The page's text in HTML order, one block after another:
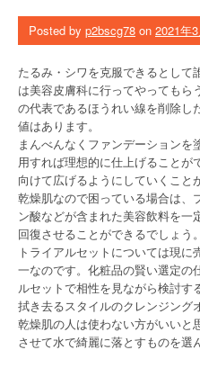
Posted by p2bscg78 on 2021年
たるみ・シワを克服できるとし
は美容皮膚科に行ってやってもら
の代表であるほうれい線を削除し
値はあります。
まんべんなくファンデーション
用すれば理想的に仕上げることが
向けて広げるようにしていくこと
乾燥肌なので困っている場合は、
ン酸などが含まれた美容飲料を一
回復させることができるでしょう。
トライアルセットについては現
一なのです。化粧品の賢い選定の
ルセットで相性を見ながら検討す
拭き去るスタイルのクレンジング
乾燥肌の人は使わない方がいいと
させて水で綺麗に落とすものを選